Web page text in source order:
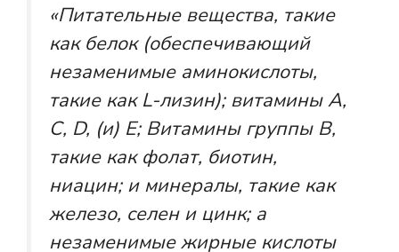
«Питательные вещества, такие
как белок (обеспечивающий
незаменимые аминокислоты,
такие как L-лизин); витамины А,
С, D, (и) Е; Витамины группы В,
такие как фолат, биотин,
ниацин; и минералы, такие как
железо, селен и цинк; а
незаменимые жирные кислоты